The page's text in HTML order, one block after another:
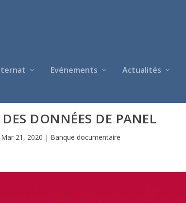
Evénements Actualités
DONNÉES DE PANEL
Mar 21, 2020 | Banque documentaire